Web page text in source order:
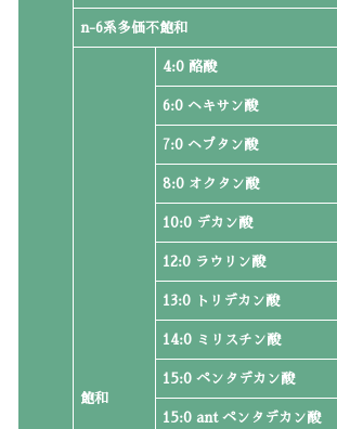
n-6系多価不飽和
飽和
4:0 酪酸
6:0 ヘキサン酸
7:0 ヘプタン酸
8:0 オクタン酸
10:0 デカン酸
12:0 ラウリン酸
13:0 トリデカン酸
14:0 ミリスチン酸
15:0 ペンタデカン酸
15:0 ant ペンタデカン酸